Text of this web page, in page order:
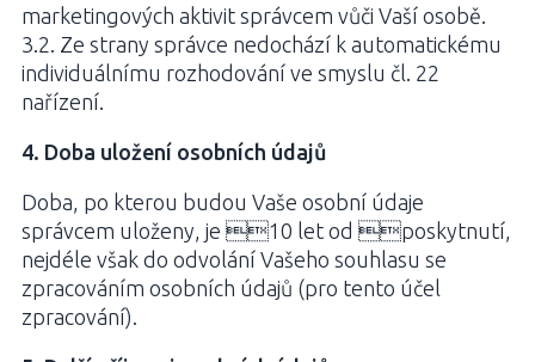
marketingových aktivit správcem vůči Vaší osobě.
3.2. Ze strany správce nedochází k automatickému
individuálnímu rozhodování ve smyslu čl. 22
nařízení.
4. Doba uložení osobních údajů
Doba, po kterou budou Vaše osobní údaje
správcem uloženy, je 10 let od poskytnutí,
nejdéle však do odvolání Vašeho souhlasu se
zpracováním osobních údajů (pro tento účel
zpracování).